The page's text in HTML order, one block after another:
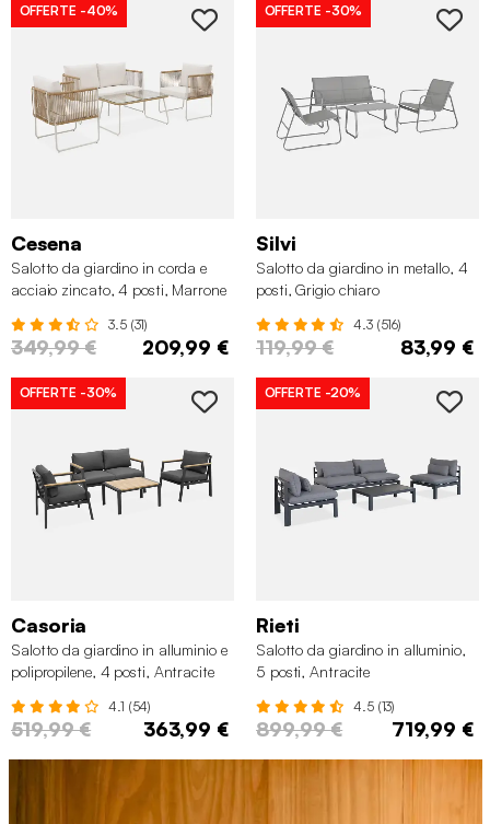
OFFERTE -40%
Cesena
Salotto da giardino in corda e
acciaio zincato, 4 posti, Marrone
3.5 (31)
349,99 € 209,99 €
OFFERTE -30%
Silvi
Salotto da giardino in metallo, 4
posti, Grigio chiaro
4.3 (516)
119,99 € 83,99 €
OFFERTE -30%
Casoria
Salotto da giardino in alluminio e
polipropilene, 4 posti, Antracite
4.1 (54)
519,99 € 363,99 €
OFFERTE -20%
Rieti
Salotto da giardino in alluminio,
5 posti, Antracite
4.5 (13)
899,99 € 719,99 €